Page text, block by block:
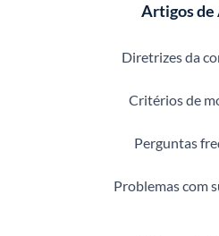
Artigos de
Diretrizes da
Critérios de
Perguntas
Problemas com